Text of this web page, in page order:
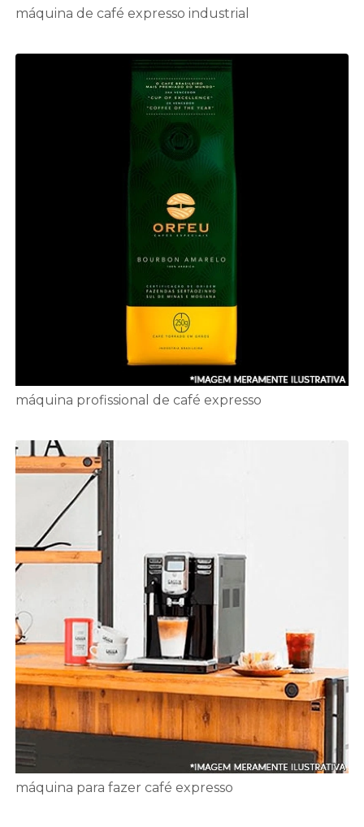
máquina de café expresso industrial
máquina profissional de café expresso
máquina para fazer café expresso